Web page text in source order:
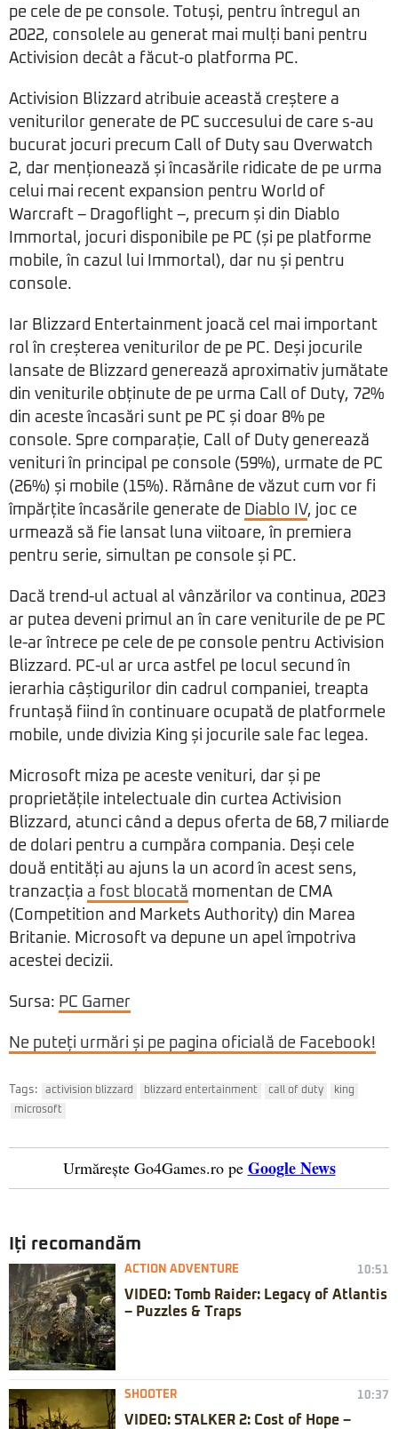
pe cele de pe console. Totuși, pentru întregul an
2022, consolele au generat mai mulți bani pentru
Activision decât a făcut-o platforma PC.
Activision Blizzard atribuie această creștere a
veniturilor generate de PC succesului de care s-au
bucurat jocuri precum Call of Duty sau Overwatch
2, dar menționează și încasările ridicate de pe urma
celui mai recent expansion pentru World of
Warcraft – Dragoflight –, precum și din Diablo
Immortal, jocuri disponibile pe PC (și pe platforme
mobile, în cazul lui Immortal), dar nu și pentru
console.
Iar Blizzard Entertainment joacă cel mai important
rol în creșterea veniturilor de pe PC. Deși jocurile
lansate de Blizzard generează aproximativ jumătate
din veniturile obținute de pe urma Call of Duty, 72%
din aceste încasări sunt pe PC și doar 8% pe
console. Spre comparație, Call of Duty generează
venituri în principal pe console (59%), urmate de PC
(26%) și mobile (15%). Rămâne de văzut cum vor fi
împărțite încasările generate de Diablo IV, joc ce
urmează să fie lansat luna viitoare, în premiera
pentru serie, simultan pe console și PC.
Dacă trend-ul actual al vânzărilor va continua, 2023
ar putea deveni primul an în care veniturile de pe PC
le-ar întrece pe cele de pe console pentru Activision
Blizzard. PC-ul ar urca astfel pe locul secund în
ierarhia câștigurilor din cadrul companiei, treapta
fruntașă fiind în continuare ocupată de platformele
mobile, unde divizia King și jocurile sale fac legea.
Microsoft miza pe aceste venituri, dar și pe
proprietățile intelectuale din curtea Activision
Blizzard, atunci când a depus oferta de 68,7 miliarde
de dolari pentru a cumpăra compania. Deși cele
două entități au ajuns la un acord în acest sens,
tranzacția a fost blocată momentan de CMA
(Competition and Markets Authority) din Marea
Britanie. Microsoft va depune un apel împotriva
acestei decizii.
Sursa: PC Gamer
Ne puteți urmări și pe pagina oficială de Facebook!
Tags: activision blizzard blizzard entertainment call of duty
king
microsoft
Urmărește Go4Games.ro pe Google News
Iți recomandăm
ACTION ADVENTURE 10:51
VIDEO: Tomb Raider: Legacy of Atlantis
– Puzzles & Traps
SHOOTER 10:37
VIDEO: STALKER 2: Cost of Hope –